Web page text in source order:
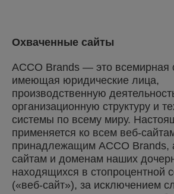
Охваченные сайты
ACCO Brands — это всемирная
имеющая юридические лица,
производственную
организационную структуру и
системы по всему миру.
применяется ко всем веб-
принадлежащим ACCO Brands,
сайтам и доменам наших
находящихся в стопроцентной
(«веб-сайт»), за исключением